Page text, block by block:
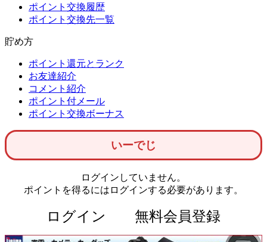
ポイント交換履歴
ポイント交換先一覧
貯め方
ポイント還元とランク
お友達紹介
コメント紹介
ポイント付メール
ポイント交換ボーナス
いーでじ
ログインしていません。
ポイントを得るにはログインする必要があります。
ログイン 無料会員登録